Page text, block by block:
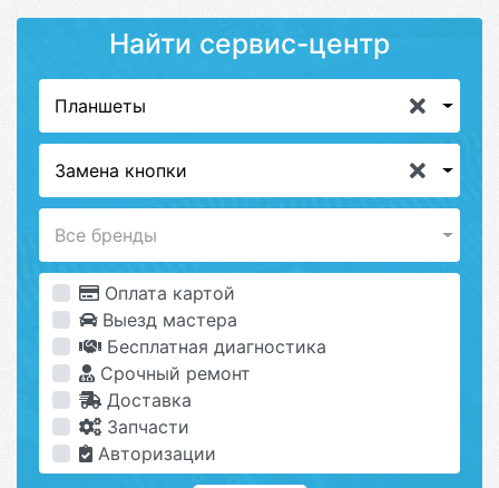
Найти сервис-центр
Планшеты
Замена кнопки
Все бренды
Оплата картой
Выезд мастера
Бесплатная диагностика
Срочный ремонт
Доставка
Запчасти
Авторизации